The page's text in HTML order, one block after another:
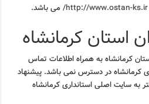
http://www.ostan-ks.ir/ می باشد.
استان کرمانشاه
کرمانشاه به همراه اطلاعات تماس
کرمانشاه در دسترس نمی باشد. پیشنهاد
به سایت اصلی استانداری کرمانشاه